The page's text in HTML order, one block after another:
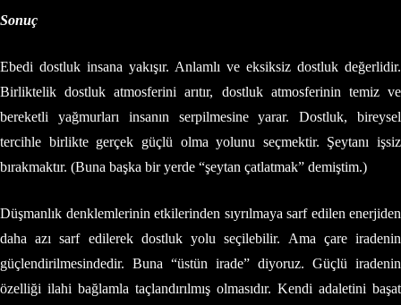
Sonuç
Ebedi dostluk insana yakışır. Anlamlı ve eksiksiz dostluk değerlidir.
Birliktelik dostluk atmosferini arıtır, dostluk atmosferinin temiz ve
bereketli yağmurları insanın serpilmesine yarar. Dostluk, bireysel
tercihle birlikte gerçek güçlü olma yolunu seçmektir. Şeytanı işsiz
bırakmaktır. (Buna başka bir yerde “şeytan çatlatmak” demiştim.)
Düşmanlık denklemlerinin etkilerinden sıyrılmaya sarf edilen enerjiden
daha azı sarf edilerek dostluk yolu seçilebilir. Ama çare iradenin
güçlendirilmesindedir. Buna “üstün irade” diyoruz. Güçlü iradenin
özelliği ilahi bağlamla taçlandırılmış olmasıdır. Kendi adaletini başat